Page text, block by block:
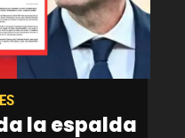
la espalda